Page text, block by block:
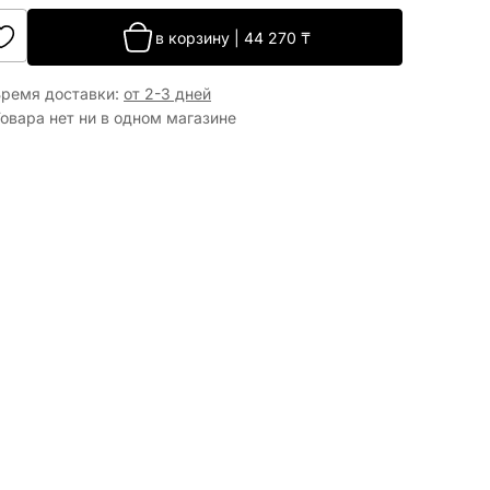
в корзину| 44 270 ₸
доставки:от 2-3 дней
нет ни в одном магазине